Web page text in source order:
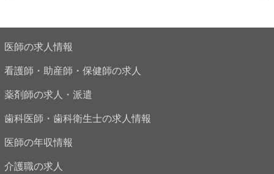
医師の求人情報
看護師・助産師・保健師の求人
薬剤師の求人・派遣
歯科医師・歯科衛生士の求人情報
医師の年収情報
介護職の求人